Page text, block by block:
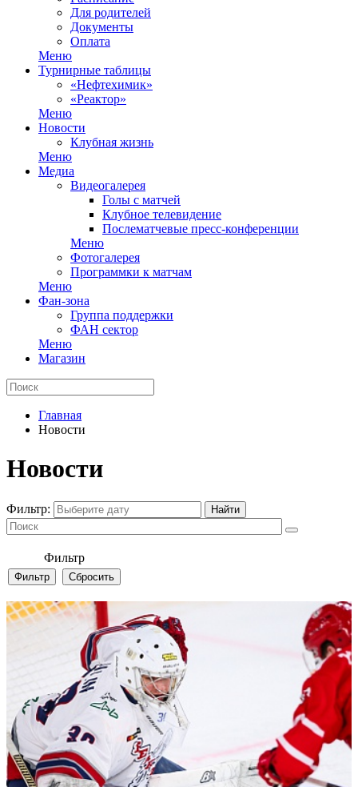
Для родителей
Документы
Оплата
Меню
Турнирные таблицы
«Нефтехимик»
«Реактор»
Меню
Новости
Клубная жизнь
Меню
Медиа
Видеогалерея
Голы с матчей
Клубное телевидение
Послематчевые пресс-конференции
Меню
Фотогалерея
Программки к матчам
Меню
Фан-зона
Группа поддержки
ФАН сектор
Меню
Магазин
Главная
Новости
Новости
Фильтр:
Фильтр